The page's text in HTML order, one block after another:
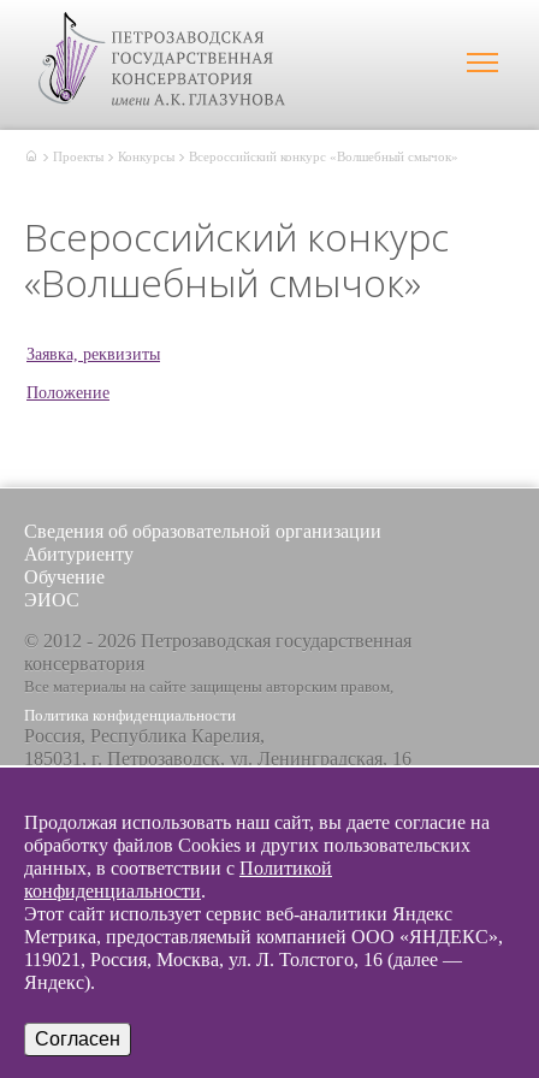
Проекты Конкурсы Всероссийский конкурс «Волшебный смычок»
Всероссийский конкурс
«Волшебный смычок»
Заявка, реквизиты
Положение
Сведения об образовательной организации
Абитуриенту
Обучение
ЭИОС
© 2012 - 2026 Петрозаводская государственная
консерватория
Все материалы на сайте защищены авторским правом,
Политика конфиденциальности
Россия, Республика Карелия,
185031, г. Петрозаводск, ул. Ленинградская, 16
+7 8142 67-23-67
Эл. почта
info@glazunovcons.ru
© 2012 - 2026 Разработка и поддержка сайта ООО «
Продолжая использовать наш сайт, вы даете согласие на
обработку файлов Cookies и других пользовательских
данных, в соответствии с Политикой
конфиденциальности.
Этот сайт использует сервис веб-аналитики Яндекс
Метрика, предоставляемый компанией ООО «ЯНДЕКС»,
119021, Россия, Москва, ул. Л. Толстого, 16 (далее —
Яндекс).
Согласен